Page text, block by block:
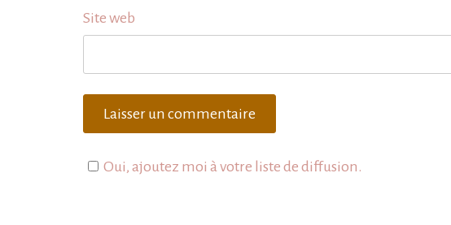
Site web
Oui, ajoutez moi à votre liste de diffusion.